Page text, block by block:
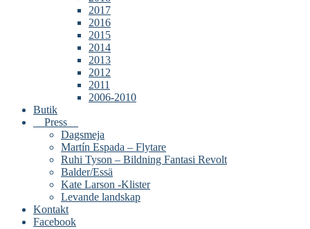
2017
2016
2015
2014
2013
2012
2011
2006-2010
Butik
Press
Dagsmeja
Martín Espada – Flytare
Ruhi Tyson – Bildning Fantasi Revolt
Balder/Essä
Kate Larson -Klister
Levande landskap
Kontakt
Facebook